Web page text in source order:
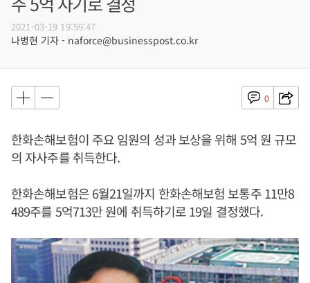
2021-03-19 19:59:47
나병현 기자 - naforce@businesspost.co.kr
0
한화손해보험이 주요 임원의 성과 보상을 위해 5억 원 규모
의 자사주를 취득한다.
한화손해보험은 6월21일까지 한화손해보험 보통주 11만8
489주를 5억713만 원에 취득하기로 19일 결정했다.